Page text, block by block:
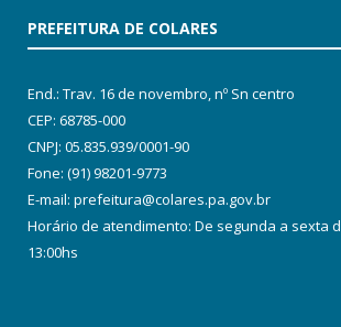
PREFEITURA DE COLARES
End.: Trav. 16 de novembro, nº Sn centro
CEP: 68785-000
CNPJ: 05.835.939/0001-90
Fone: (91) 98201-9773
E-mail: prefeitura@colares.pa.gov.br
Horário de atendimento: De segunda a sexta
13:00hs